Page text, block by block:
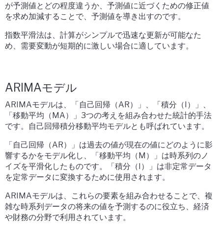
が予測値とどの程度違うか、予測値に近づくための修正値
を求め加減することで、予測値を導き出すのです。
指数平滑法は、計算がシンプルで迅速な更新が可能なた
め、需要変動が短期的に激しい場合に適しています。
ARIMAモデル
ARIMAモデルは、「自己回帰（AR）」、「積分（I）」、
「移動平均（MA）」3つの考えを組み合わせた統計的手法
です。自己回帰積分移動平均モデルとも呼ばれています。
「自己回帰（AR）」は過去の値が現在の値にどのように影
響するかをモデル化し、「移動平均（M）」は時系列のノ
イズを平滑化したものです。「積分（I）」は非定常データ
を定常データに変換するために使用されます。
ARIMAモデルは、これらの要素を組み合わせることで、複
雑な時系列データの将来の値を予測するのに役立ち、経済
や財務の分野で利用されています。